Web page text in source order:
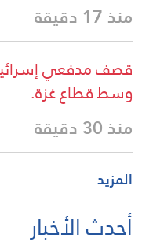
منذ 17 دقيقة
قصف مدفعي
وسط قطاع غزة.
منذ 30 دقيقة
المزيد
أحدث الأخبار